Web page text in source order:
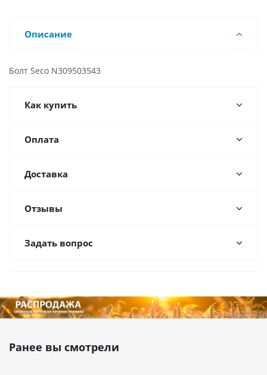
Описание
Болт Seco N309503543
Как купить
Оплата
Доставка
Отзывы
Задать вопрос
Ранее вы смотрели